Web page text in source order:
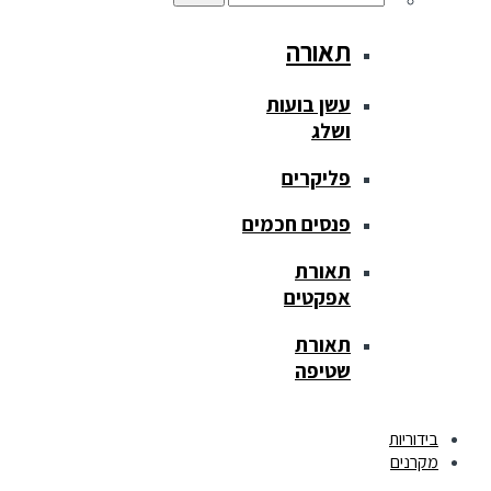
תאורה
עשן בועות
ושלג
פליקרים
פנסים חכמים
תאורת
אפקטים
תאורת
שטיפה
בידוריות
מקרנים